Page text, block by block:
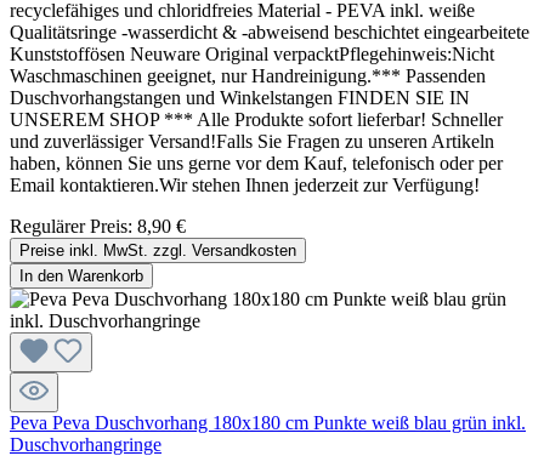
recyclefähiges und chloridfreies Material - PEVA inkl. weiße
Qualitätsringe -wasserdicht & -abweisend beschichtet eingearbeitete
Kunststoffösen Neuware Original verpacktPflegehinweis:Nicht
Waschmaschinen geeignet, nur Handreinigung.*** Passenden
Duschvorhangstangen und Winkelstangen FINDEN SIE IN
UNSEREM SHOP *** Alle Produkte sofort lieferbar! Schneller
und zuverlässiger Versand!Falls Sie Fragen zu unseren Artikeln
haben, können Sie uns gerne vor dem Kauf, telefonisch oder per
Email kontaktieren.Wir stehen Ihnen jederzeit zur Verfügung!
Regulärer Preis: 8,90 €
Preise inkl. MwSt. zzgl. Versandkosten
In den Warenkorb
Peva Peva Duschvorhang 180x180 cm Punkte weiß blau grün inkl.
Duschvorhangringe